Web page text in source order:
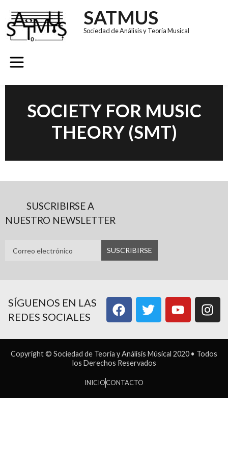
SATMUS
Sociedad de Análisis y Teoría Musical
SOCIETY FOR MUSIC
THEORY (SMT)
SUSCRIBIRSE A
NUESTRO NEWSLETTER
SÍGUENOS EN LAS
REDES SOCIALES
Copyright © Sociedad de Teoría y Análisis Músical 2020 • Todos
los Derechos Reservados
INICIOCONTACTO